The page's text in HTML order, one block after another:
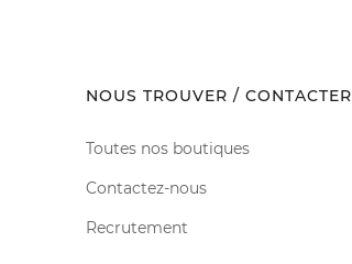
NOUS TROUVER / CONTACTER
Toutes nos boutiques
Contactez-nous
Recrutement